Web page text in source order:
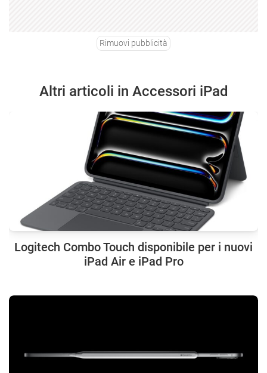
Rimuovi pubblicità
Altri articoli in Accessori iPad
Logitech Combo Touch disponibile per i nuovi
iPad Air e iPad Pro